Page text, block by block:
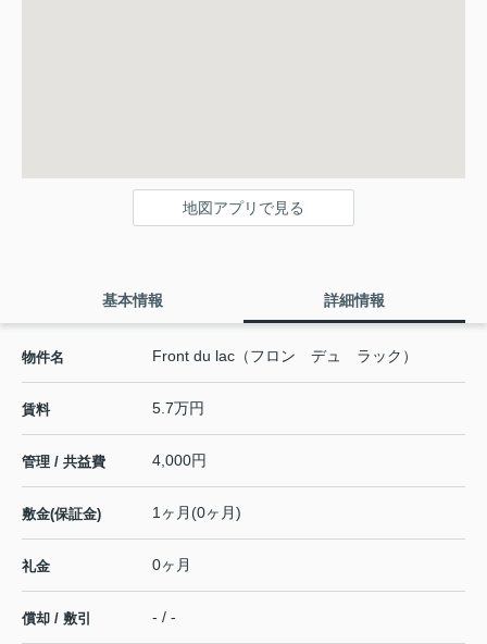
地図アプリで見る
基本情報 詳細情報
物件名 Front du lac（フロン デュ ラック）
賃料 5.7万円
管理 / 共益費 4,000円
敷金(保証金) 1ヶ月(0ヶ月)
礼金 0ヶ月
償却 / 敷引 - / -